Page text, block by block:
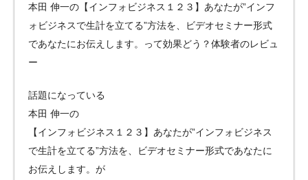
本田 伸一の【インフォビジネス１２３】あなたが”インフ
ォビジネスで生計を立てる”方法を、ビデオセミナー形式
であなたにお伝えします。って効果どう？体験者のレビュ
ー
話題になっている
本田 伸一の
【インフォビジネス１２３】あなたが”インフォビジネス
で生計を立てる”方法を、ビデオセミナー形式であなたに
お伝えします。が